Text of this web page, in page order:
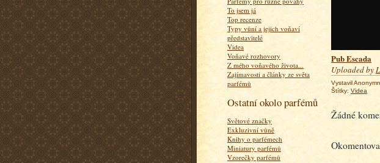
To jsem já
Top recenze
Typy vůní a jejich voňaví
představitelé
Videa
Voňavé rozhovory
Z mého voňavého života...
Zajímavosti a články ze světa
parfémů
Ostatní okolo parfémů
Světové značky
Exkluzivní vůně
Knihy o parfémech
Miniatury parfémů
Vzorečky parfémů
Pub Escada
Uploaded by
Vystavil
Štítky: Videa
Žádné